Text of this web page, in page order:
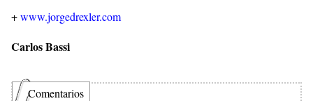
+www.jorgedrexler.com
Carlos Bassi
Comentarios